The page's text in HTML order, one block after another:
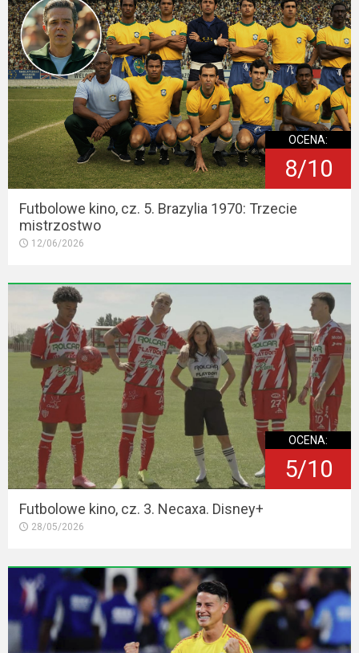
OCENA:
8/10
Futbolowe kino, cz. 5. Brazylia 1970: Trzecie
mistrzostwo
12/06/2026
OCENA:
5/10
Futbolowe kino, cz. 3. Necaxa. Disney+
28/05/2026